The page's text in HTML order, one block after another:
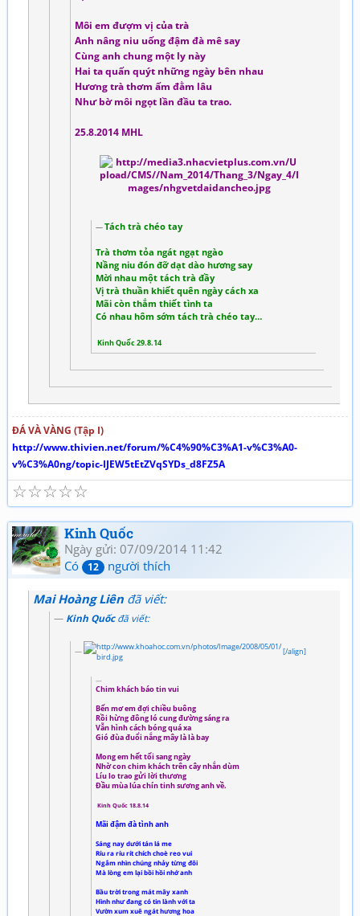
Môi em đượm vị của trà
Anh nâng niu uống đậm đà mê say
Cùng anh chung một ly này
Hai ta quấn quýt những ngày bên nhau
Hương trà thơm ấm đằm lâu
Như bờ môi ngọt lần đầu ta trao.
25.8.2014 MHL
Tách trà chéo tay
Trà thơm tỏa ngát ngạt ngào
Nầng niu đón đỡ dạt dào hương say
Mời nhau một tách trà đầy
Vị trà thuần khiết quên ngày cách xa
Mãi còn thắm thiết tình ta
Có nhau hôm sớm tách trà chéo tay…
Kinh Quốc 29.8.14
ĐÁ VÀ VÀNG (Tập I)
http://www.thivien.net/forum/%C4%90%C3%A1-v%C3%A0-
v%C3%A0ng/topic-IJEW5tEtZVqSYDs_d8FZ5A
☆
☆
☆
☆
☆
Kinh Quốc
Ngày gửi: 07/09/2014 11:42
Có
12 người thích
Mai Hoàng Liên đã viết:
Kinh Quốcđã viết:
[/align]
Chim khách báo tin vui
Bến mơ em đợi chiều buông
Rồi hừng đông ló cung đường sáng ra
Vẫn hình cách bóng quá xa
Gió đùa đuổi nắng mây là là bay
Mong em hết tối sang ngày
Nhờ con chim khách trên cây nhắn dùm
Líu lo trao gửi lời thương
Đầu mùa lúa chín tinh sương anh về.
Kinh Quốc 18.8.14
Mãi đậm đà tình anh
Sáng nay dưới tán lá me
Ríu ra ríu rít chích choè reo vui
Ngắm nhìn chúng nhảy từng đôi
Mà lòng em lại bồi hồi nhớ anh
Bầu trời trong mát mây xanh
Hình như đang có tin lành với ta
Vườn xum xuê ngát hương hoa